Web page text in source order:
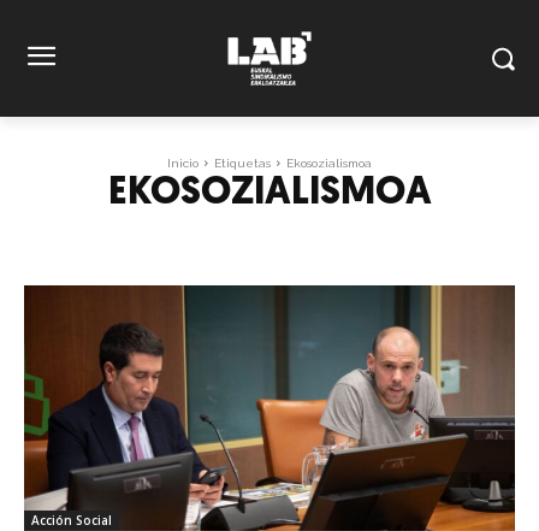
Inicio Etiquetas Ekosozialismoa
EKOSOZIALISMOA
Acción Social